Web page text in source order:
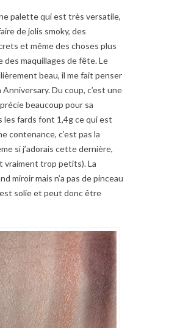
palette qui est très versatile,
de jolis smoky, des
et même des choses plus
des maquillages de fête. Le
beau, il me fait penser
Anniversary. Du coup, c’est une
beaucoup pour sa
les fards font 1,4g ce qui est
contenance, c’est pas la
si j’adorais cette dernière,
vraiment trop petits). La
miroir mais n’a pas de pinceau
solie et peut donc être